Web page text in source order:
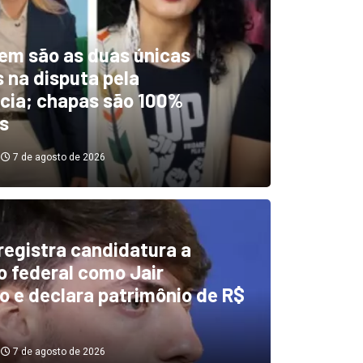
desvios de
emendas Pix
7 de agosto de 2026
são as duas únicas
na disputa pela
chapas são 100%
7 de agosto de 2026
candidatura a
federal como Jair
e declara patrimônio de R$
7 de agosto de 2026